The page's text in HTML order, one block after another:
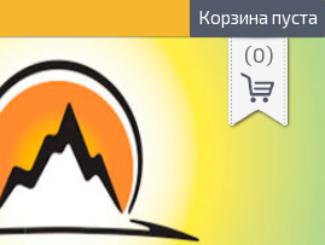
Корзина пуста
(0)